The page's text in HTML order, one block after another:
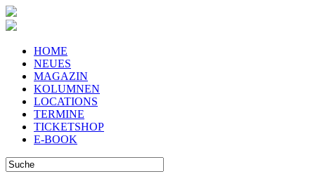
HOME
NEUES
MAGAZIN
KOLUMNEN
LOCATIONS
TERMINE
TICKETSHOP
E-BOOK